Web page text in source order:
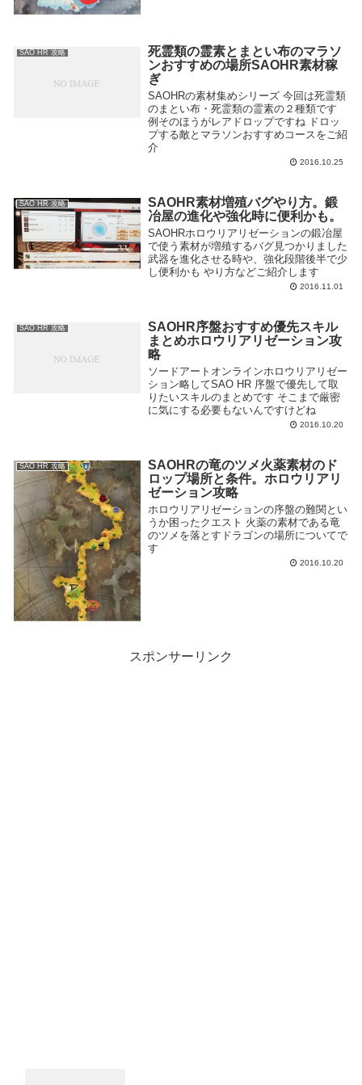
SAO HR 攻略
死霊類の霊素とまとい布のマラソ
ンおすすめの場所SAOHR素材稼
ぎ
SAOHRの素材集めシリーズ 今回は死霊類
のまとい布・死霊類の霊素の２種類です
例そのほうがレアドロップですね ドロッ
プする敵とマラソンおすすめコースをご紹
介
2016.10.25
SAO HR 攻略
SAOHR素材増殖バグやり方。鍛
冶屋の進化や強化時に便利かも。
SAOHRホロウリアリゼーションの鍛冶屋
で使う素材が増殖するバグ見つかりました
武器を進化させる時や、強化段階後半で少
し便利かも やり方などご紹介します
2016.11.01
SAO HR 攻略
SAOHR序盤おすすめ優先スキル
まとめホロウリアリゼーション攻
略
ソードアートオンラインホロウリアリゼー
ション略してSAO HR 序盤で優先して取
りたいスキルのまとめです そこまで厳密
に気にする必要もないんですけどね
2016.10.20
SAO HR 攻略
SAOHRの竜のツメ火薬素材のド
ロップ場所と条件。ホロウリアリ
ゼーション攻略
ホロウリアリゼーションの序盤の難関とい
うか困ったクエスト 火薬の素材である竜
のツメを落とすドラゴンの場所についてで
す
2016.10.20
スポンサーリンク